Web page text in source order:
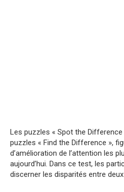
Les puzzles « Spot the Difference
puzzles « Find the Difference »,
d’amélioration de l’attention les
aujourd’hui. Dans ce test, les
discerner les disparités entre